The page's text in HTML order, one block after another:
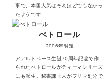
事で、本国人気はそれほどでもなかっ
たようです。
ぺトロール
2006年限定
アアルトベース生誕70周年記念で作
られたぺトロールがティーマシリーズ
にも派生。秘書課玉木がフリマ処分で